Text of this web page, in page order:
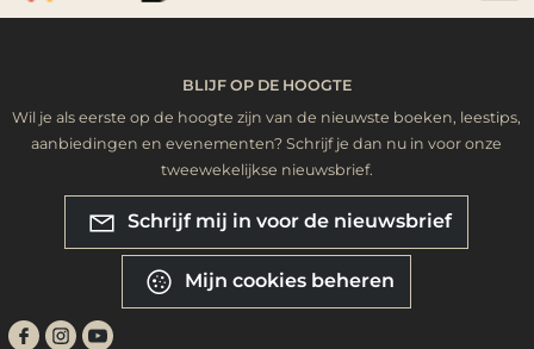
BLIJF OP DE HOOGTE
Wil je als eerste op de hoogte zijn van de nieuwste boeken, leestips,
aanbiedingen en evenementen? Schrijf je dan nu in voor onze
tweewekelijkse nieuwsbrief.
Schrijf mij in voor de nieuwsbrief
Mijn cookies beheren